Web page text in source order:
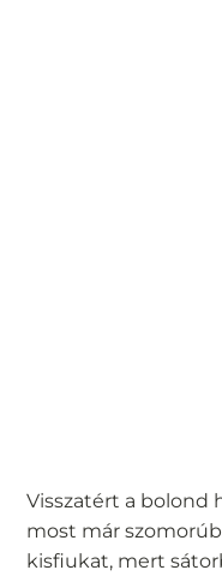
Visszatért a bolond
most már
kisfiukat, mert